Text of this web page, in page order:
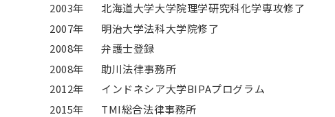
2003年
北海道大学大学院理学研究科化学専攻修了
2007年
明治大学法科大学院修了
2008年
弁護士登録
2008年
助川法律事務所
2012年
インドネシア大学BIPAプログラム
2015年
TMI総合法律事務所